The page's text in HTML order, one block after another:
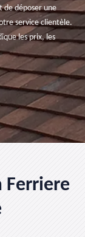
de déposer une
service clientèle.
les prix, les
Ferriere